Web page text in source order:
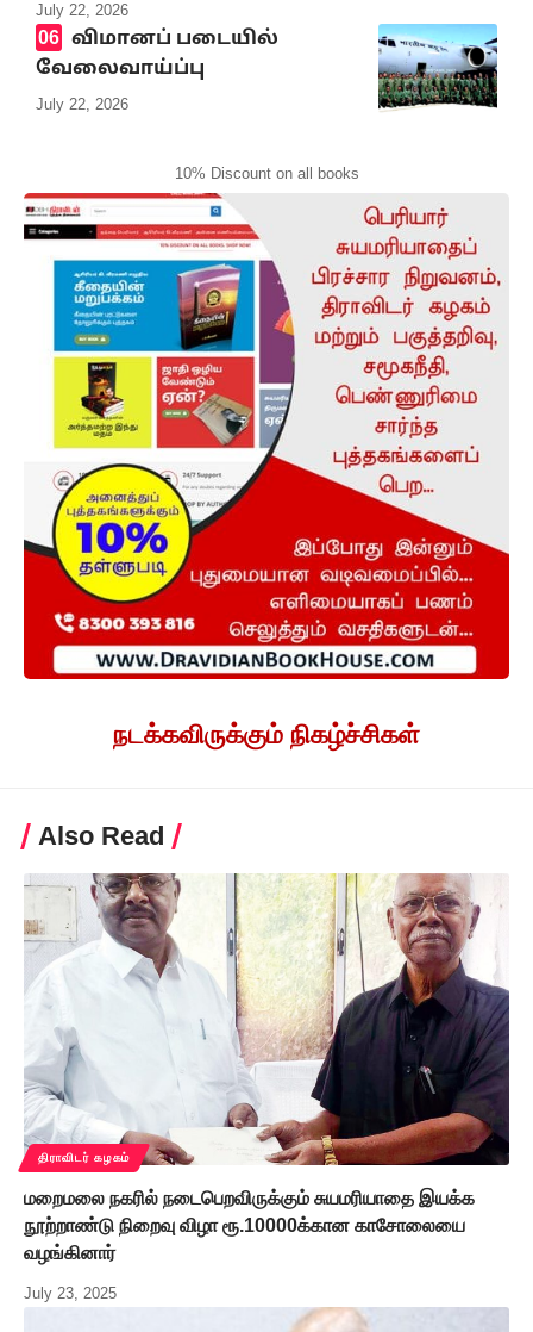
July 22, 2026
விமானப் படையில்
வேலைவாய்ப்பு
July 22, 2026
10% Discount on all books
நடக்கவிருக்கும் நிகழ்ச்சிகள்
Also Read
திராவிடர் கழகம்
மறைமலை நகரில் நடைபெறவிருக்கும் சுயமரியாதை இயக்க
நூற்றாண்டு நிறைவு விழா ரூ.10000க்கான காசோலையை
வழங்கினார்
July 23, 2025